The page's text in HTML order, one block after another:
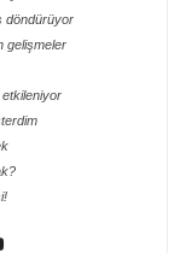
döndürüyor
gelişmeler